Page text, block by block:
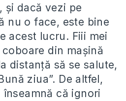
şi dacă vezi pe
nu o face, este bine
acest lucru. Fiii mei
din maşină
distanţă să se salute,
ziua”. De altfel,
că ignori